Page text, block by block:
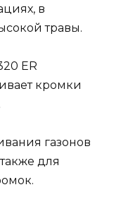
в
травы.
ER
кромки
газонов
для